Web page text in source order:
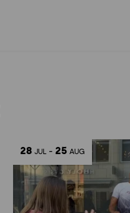
28 JUL - 25 AUG